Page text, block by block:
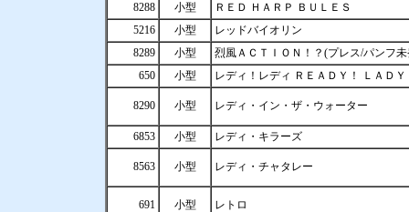
8288
小型
ＲＥＤ ＨＡＲＰ ＢＵＬＥＳ
5216
小型
レッドバイオリン
8289
小型
烈風ＡＣＴＩＯＮ！？(プレス/パンフ
650
小型 レディ！レディ ＲＥＡＤＹ！ ＬＡＤＹ
8290 小型 レディ・イン・ザ・ウォーター
6853 小型 レディ・キラーズ
8563 小型 レディ・チャタレー
691 小型 レトロ